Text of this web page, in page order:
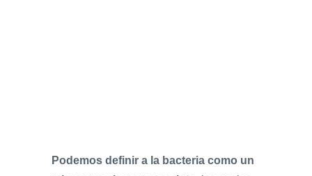
Podemos definir a la bacteria como un